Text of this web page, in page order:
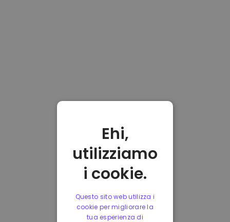
Ehi,
utilizziamo
i cookie.
Questo sito web utilizza i
cookie per migliorare la
tua esperienza di